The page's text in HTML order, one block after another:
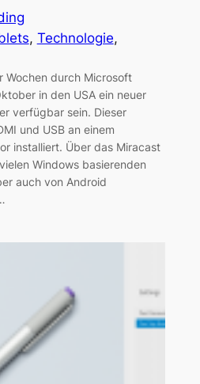
, Technologie
Wochen durch Microsoft
in den USA ein neuer
verfügbar sein. Dieser
und USB an einem
installiert. Über das Miracast
Windows basierenden
auch von Android